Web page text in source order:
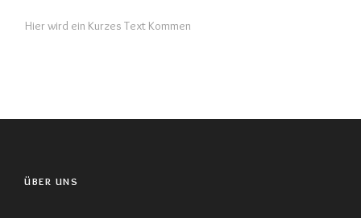
Hier wird ein Kurzes Text Kommen
ÜBER UNS